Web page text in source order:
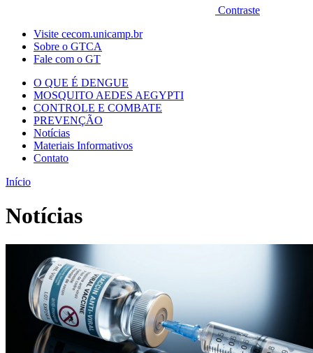
Contraste
Visite cecom.unicamp.br
Sobre o GTCA
Fale com o GT
O QUE É DENGUE
MOSQUITO AEDES AEGYPTI
CONTROLE E COMBATE
PREVENÇÃO
Notícias
Materiais Informativos
Contato
Início
Notícias